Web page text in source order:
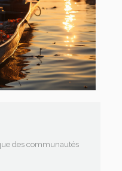
des communautés